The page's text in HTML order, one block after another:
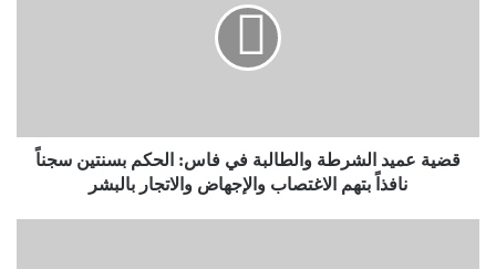
قضية عميد الشرطة والطالبة في فاس: الحكم بسنتين سجناً
نافذاً بتهم الاغتصاب والإجهاض والاتجار بالبشر